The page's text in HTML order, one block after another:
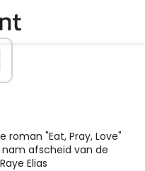
roman "Eat, Pray, Love"
nam afscheid van de
Elias